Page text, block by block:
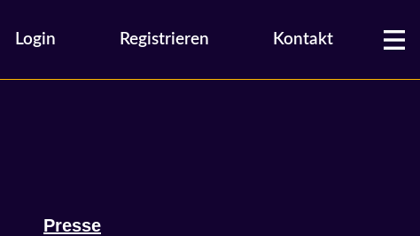
Login Registrieren Kontakt
Presse